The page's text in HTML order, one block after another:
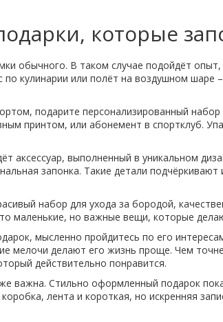
которые
обычного. В таком случае подойдёт
по кулинарии или полёт на воздушном шаре
подарите персонализированный
принтом, или абонемент в спортклуб.
аксессуар, выполненный в уникальном
запонка. Такие детали подчёркивают
набор для ухода за бородой,
маленькие, но важные вещи, которые
мысленно пройдитесь по его
мелочи делают его жизнь проще. Чем
действительно понравится.
важна. Стильно оформленный подарок
лента и короткая, но искренняя